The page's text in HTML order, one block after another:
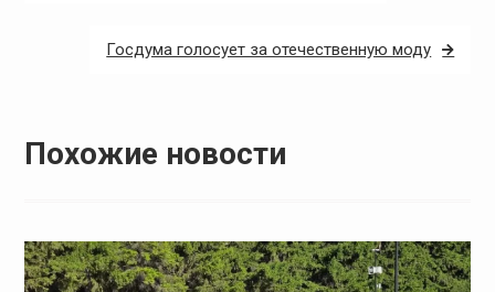
Госдума голосует за отечественную моду
Похожие новости